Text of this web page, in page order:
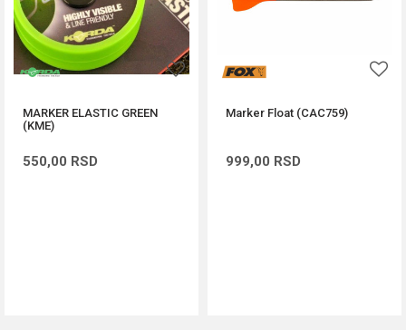
MARKER ELASTIC GREEN
(KME)
550,00 RSD
Marker Float (CAC759)
999,00 RSD